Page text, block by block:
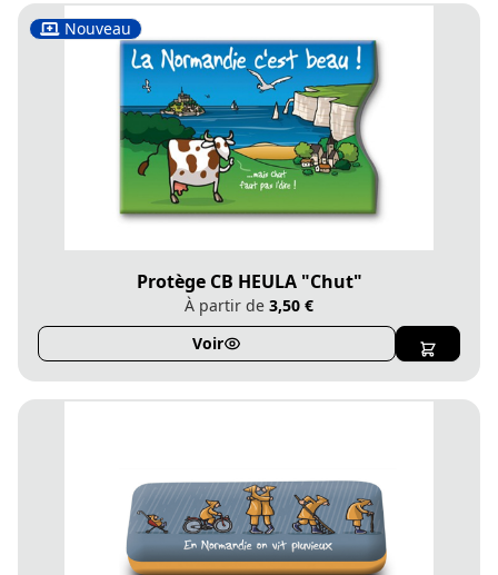
Nouveau
Protège CB HEULA "Chut"
À partir de 3,50 €
Voir